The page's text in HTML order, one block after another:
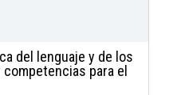
del lenguaje y de los
para el